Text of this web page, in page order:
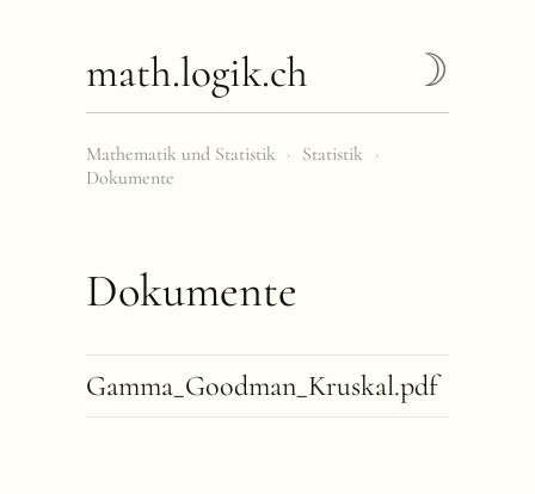
math.logik.ch
Mathematik und Statistik › Statistik ›
Dokumente
Dokumente
Gamma_Goodman_Kruskal.pdf